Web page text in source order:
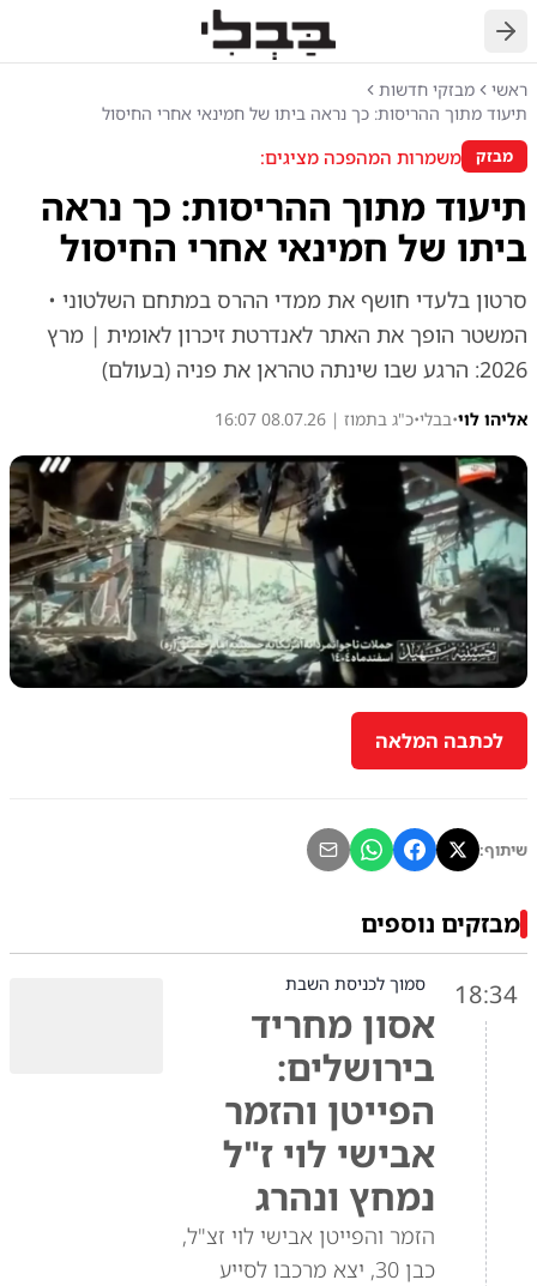
חזרה
ראשי
מבזקי חדשות
תיעוד מתוך ההריסות: כך נראה ביתו של חמינאי אחרי החיסול
מבזק משמרות המהפכה מציגים:
תיעוד מתוך ההריסות: כך נראה
ביתו של חמינאי אחרי החיסול
סרטון בלעדי חושף את ממדי ההרס במתחם השלטוני •
המשטר הופך את האתר לאנדרטת זיכרון לאומית | מרץ
2026: הרגע שבו שינתה טהראן את פניה (בעולם)
אליהו לוי•בבלי•כ"ג בתמוז | 08.07.26 16:07
לכתבה המלאה
שיתוף:
מבזקים נוספים
18:34 סמוך לכניסת השבת
אסון מחריד
בירושלים:
הפייטן והזמר
אבישי לוי ז"ל
נמחץ ונהרג
הזמר והפייטן אבישי לוי זצ"ל,
כבן 30, יצא מרכבו לסייע